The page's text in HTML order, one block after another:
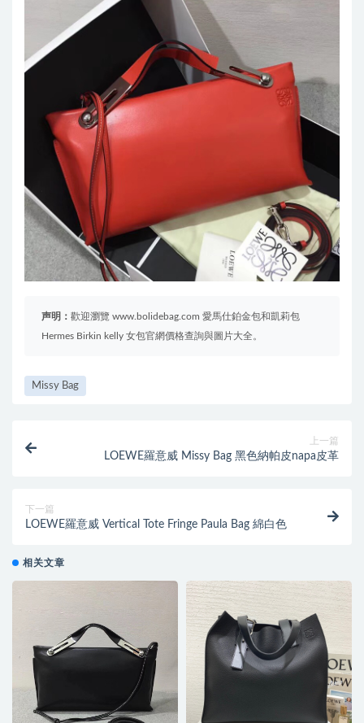
声明： 歡迎瀏覽 www.bolidebag.com 愛馬仕鉑金包和凱莉包
Hermes Birkin kelly 女包官網價格查詢與圖片大全。
Missy Bag
上一篇
LOEWE羅意威 Missy Bag 黑色納帕皮napa皮革
下一篇
LOEWE羅意威 Vertical Tote Fringe Paula Bag 綿白色
相关文章